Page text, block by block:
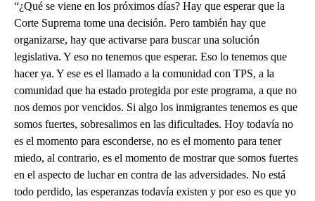
“¿Qué se viene en los próximos días? Hay que esperar que la
Corte Suprema tome una decisión. Pero también hay que
organizarse, hay que activarse para buscar una solución
legislativa. Y eso no tenemos que esperar. Eso lo tenemos que
hacer ya. Y ese es el llamado a la comunidad con TPS, a la
comunidad que ha estado protegida por este programa, a que no
nos demos por vencidos. Si algo los inmigrantes tenemos es que
somos fuertes, sobresalimos en las dificultades. Hoy todavía no
es el momento para esconderse, no es el momento para tener
miedo, al contrario, es el momento de mostrar que somos fuertes
en el aspecto de luchar en contra de las adversidades. No está
todo perdido, las esperanzas todavía existen y por eso es que yo